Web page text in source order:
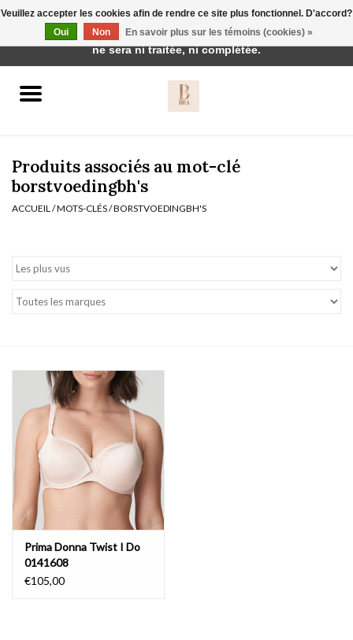
vêtements de nuit
Homewear
Lingerie-accessoires
Cartes-cadeaux
Produits associés au mot-clé
borstvoedingbh's
ACCUEIL /MOTS-CLÉS/BORSTVOEDINGBH'S
Prima Donna Twist I Do
0141608
€105,00
Veuillez accepter les cookies afin de rendre ce site plus fonctionnel. D'accord?
Oui
Non En savoir plus sur les témoins (cookies) »
Cette boutique est en construction. Toute commande passée
ne sera ni traitée, ni complétée.